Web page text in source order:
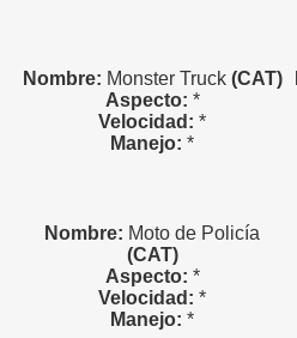
Nombre: Monster Truck(CAT)
Aspecto: *
Velocidad: *
Manejo: *
Nombre: Moto de Policía
(CAT)
Aspecto: *
Velocidad: *
Manejo: *